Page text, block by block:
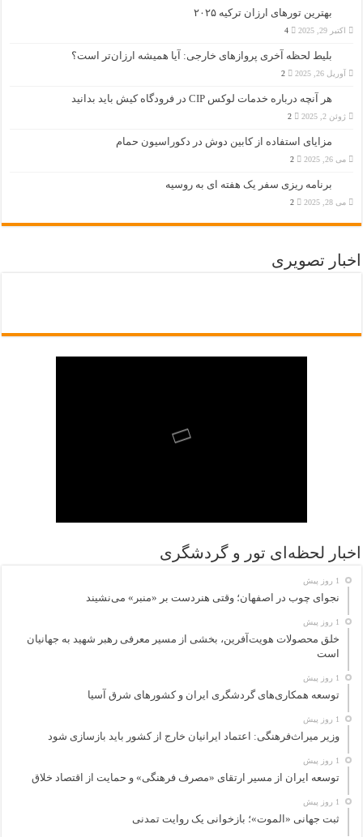
بهترین تورهای ارزان ترکیه ۲۰۲۵
اکتبر 29, 2025 4
بلیط لحظه آخری پروازهای خارجی: آیا همیشه ارزان‌تر است؟
آوریل 26, 2025 2
هر آنچه درباره خدمات لوکس CIP در فرودگاه‌ کیش باید بدانید
ژوئن 2, 2025 2
مزایای استفاده از کابین دوش در دکوراسیون حمام
می 26, 2025 2
برنامه ریزی سفر یک هفته ای به روسیه
می 28, 2025 2
اخبار تصویری
اخبار لحظه‌ای تور و گردشگری
1 روز پیش
نجوای چوب در اصفهان؛ وقتی هنردست بر «منبر» می‌نشیند
1 روز پیش
خلق محصولات هویت‌آفرین، بخشی از مسیر معرفی رهبر شهید به جهانیان
است
1 روز پیش
توسعه همکاری‌های گردشگری ایران و کشورهای شرق آسیا
1 روز پیش
وزیر میراث‌فرهنگی: اعتماد ایرانیان خارج از کشور باید بازسازی شود
1 روز پیش
توسعه ایران از مسیر ارتقای «مصرف فرهنگی» و حمایت از اقتصاد خلاق
1 روز پیش
ثبت جهانی «الموت»؛ بازخوانی یک روایت تمدنی